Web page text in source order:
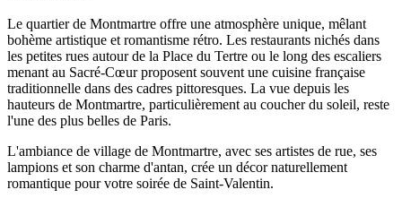
Le quartier de Montmartre offre une atmosphère unique, mêlant
bohème artistique et romantisme rétro. Les restaurants nichés dans
les petites rues autour de la Place du Tertre ou le long des escaliers
menant au Sacré-Cœur proposent souvent une cuisine française
traditionnelle dans des cadres pittoresques. La vue depuis les
hauteurs de Montmartre, particulièrement au coucher du soleil, reste
l'une des plus belles de Paris.
L'ambiance de village de Montmartre, avec ses artistes de rue, ses
lampions et son charme d'antan, crée un décor naturellement
romantique pour votre soirée de Saint-Valentin.